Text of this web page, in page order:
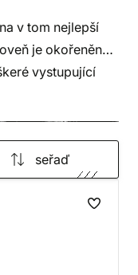
v tom nejlepší
je okořeněna
vystupující
charakterů.
jednoduché.
seřaď